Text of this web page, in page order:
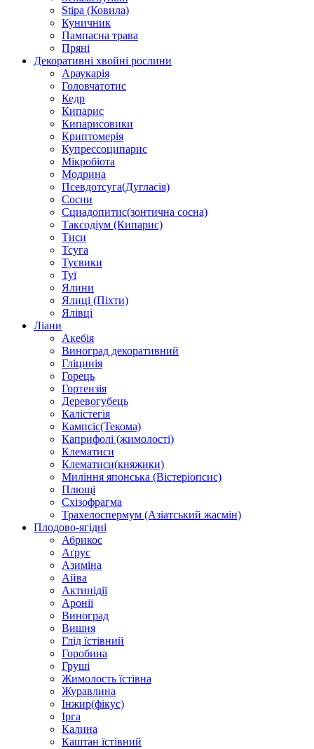
Stipa (Ковила)
Куничник
Пампасна трава
Пряні
Декоративні хвойні рослини
Араукарія
Головчатотис
Кедр
Кипарис
Кипарисовики
Криптомерія
Купрессоципарис
Мікробіота
Модрина
Псевдотсуга(Дугласія)
Сосни
Сциадопитис(зонтична сосна)
Таксодіум (Кипарис)
Тиси
Тсуга
Туєвики
Туї
Ялини
Ялиці (Піхти)
Ялівці
Ліани
Акебія
Виноград декоративний
Гліцинія
Горець
Гортензія
Деревогубець
Калістегія
Кампсіс(Текома)
Каприфолі (жимолості)
Клематиси
Клематиси(княжики)
Миління японська (Вістеріопсис)
Плющі
Схізофрагма
Трахелоспермум (Азіатський жасмін)
Плодово-ягідні
Абрикос
Аґрус
Азиміна
Айва
Актинідії
Аронії
Виноград
Вишня
Глід їстівний
Горобина
Груші
Жимолость їстівна
Журавлина
Інжир(фікус)
Ірга
Калина
Каштан їстівний